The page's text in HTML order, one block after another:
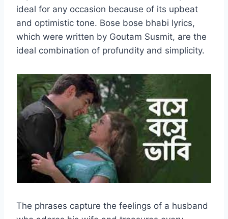
ideal for any occasion because of its upbeat
and optimistic tone. Bose bose bhabi lyrics,
which were written by Goutam Susmit, are the
ideal combination of profundity and simplicity.
The phrases capture the feelings of a husband